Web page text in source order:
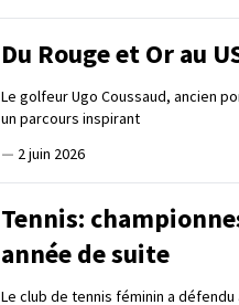
Du Rouge et Or au
Le golfeur Ugo Coussaud, ancien
un parcours inspirant
— 2 juin 2026
Tennis:
année de suite
Le club de tennis féminin a